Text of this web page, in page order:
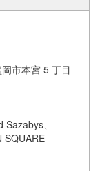
市本宮 5 丁目
、
SQUARE